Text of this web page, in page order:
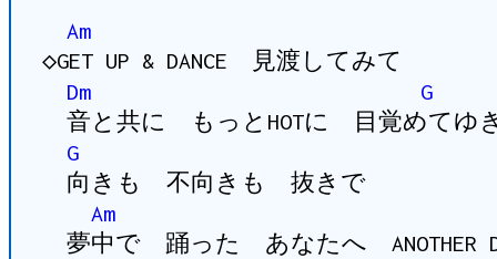
Am
◇GET UP & DANCE 見渡してみて
Dm
G
音と共に もっとHOTに 目覚めてゆ
G
向きも 不向きも 抜きで
Am
夢中で 踊った あなたへ ANOTHER